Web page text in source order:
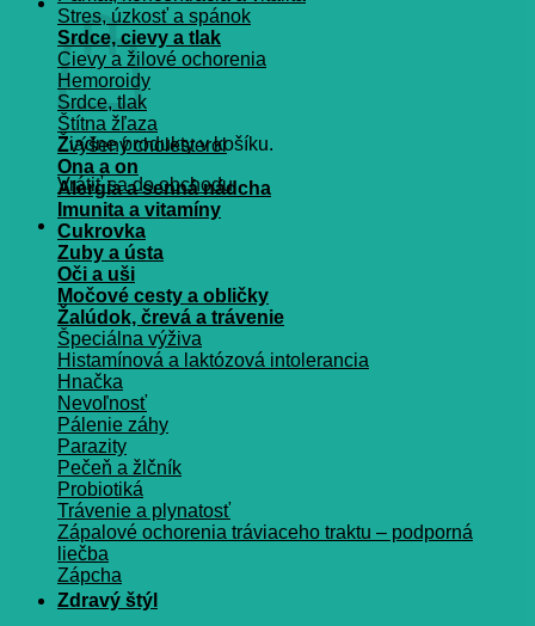
Žiadne produkty v košíku.
Vrátiť sa do obchodu
Stres, úzkosť a spánok
Srdce, cievy a tlak
Cievy a žilové ochorenia
Hemoroidy
Srdce, tlak
Štítna žľaza
Zvýšený cholesterol
Ona a on
Alergia a senná nádcha
Imunita a vitamíny
Cukrovka
Zuby a ústa
Oči a uši
Močové cesty a obličky
Žalúdok, črevá a trávenie
Špeciálna výživa
Histamínová a laktózová intolerancia
Hnačka
Nevoľnosť
Pálenie záhy
Parazity
Pečeň a žlčník
Probiotiká
Trávenie a plynatosť
Zápalové ochorenia tráviaceho traktu – podporná
liečba
Zápcha
Zdravý štýl